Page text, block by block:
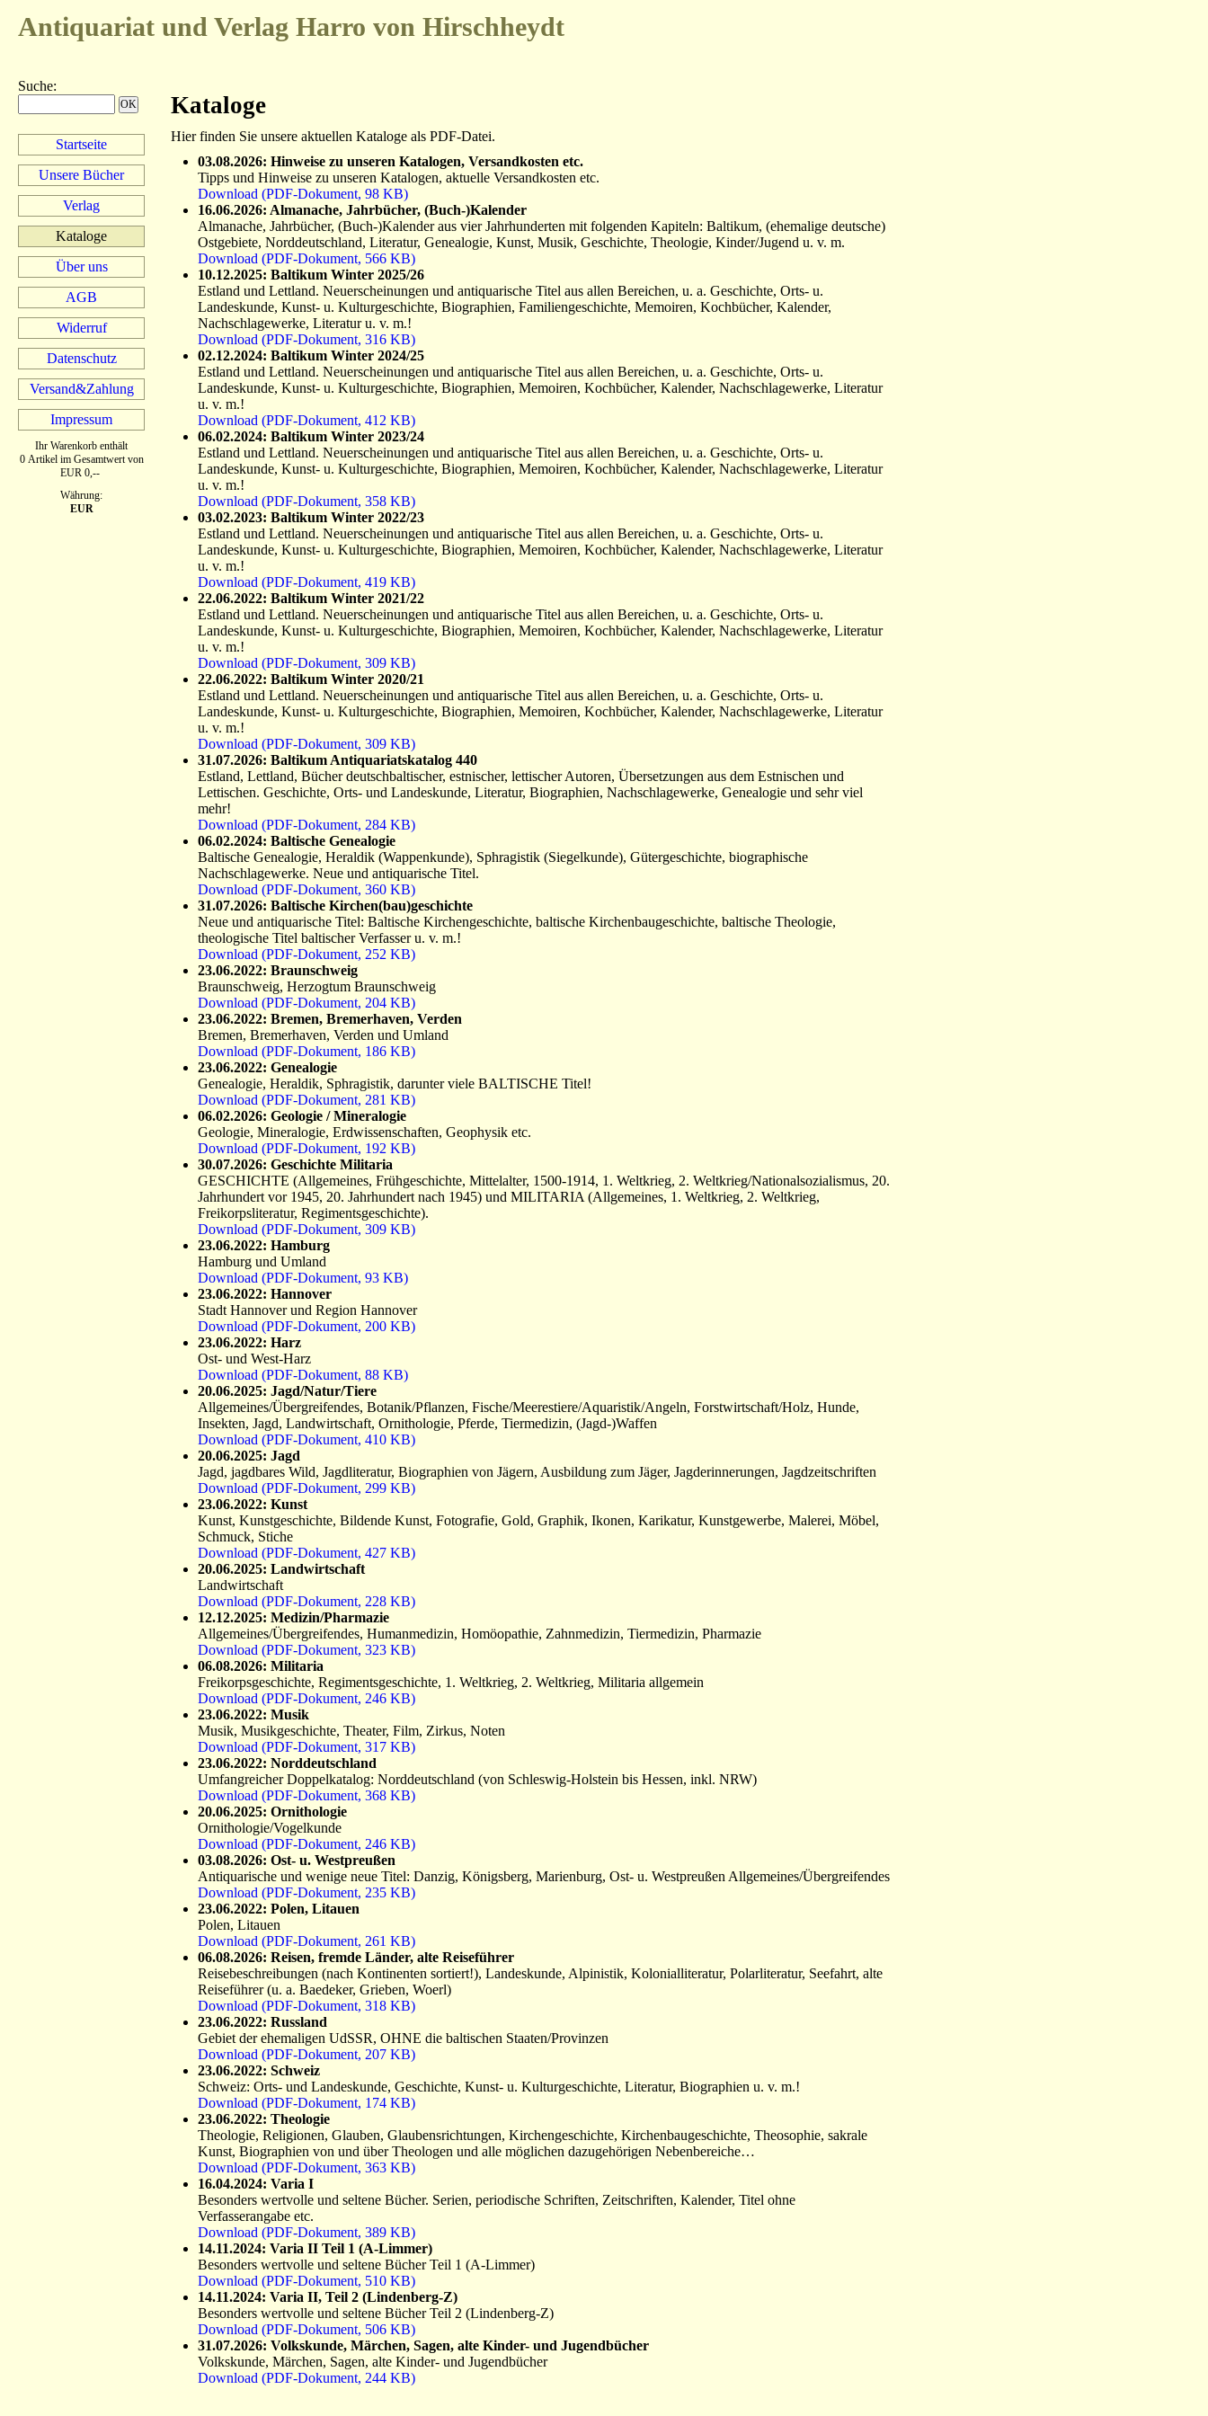
Antiquariat und Verlag Harro von Hirschheydt
Suche:
Startseite
Unsere Bücher
Verlag
Kataloge
Über uns
AGB
Widerruf
Datenschutz
Versand&Zahlung
Impressum
Ihr Warenkorb enthält
0 Artikel im Gesamtwert von
EUR 0,--
Währung:
EUR
Kataloge
Hier finden Sie unsere aktuellen Kataloge als PDF-Datei.
03.08.2026: Hinweise zu unseren Katalogen, Versandkosten etc.
Tipps und Hinweise zu unseren Katalogen, aktuelle Versandkosten etc.
Download (PDF-Dokument, 98 KB)
16.06.2026: Almanache, Jahrbücher, (Buch-)Kalender
Almanache, Jahrbücher, (Buch-)Kalender aus vier Jahrhunderten mit folgenden Kapiteln: Baltikum, (ehemalige deutsche)
Ostgebiete, Norddeutschland, Literatur, Genealogie, Kunst, Musik, Geschichte, Theologie, Kinder/Jugend u. v. m.
Download (PDF-Dokument, 566 KB)
10.12.2025: Baltikum Winter 2025/26
Estland und Lettland. Neuerscheinungen und antiquarische Titel aus allen Bereichen, u. a. Geschichte, Orts- u.
Landeskunde, Kunst- u. Kulturgeschichte, Biographien, Familiengeschichte, Memoiren, Kochbücher, Kalender,
Nachschlagewerke, Literatur u. v. m.!
Download (PDF-Dokument, 316 KB)
02.12.2024: Baltikum Winter 2024/25
Estland und Lettland. Neuerscheinungen und antiquarische Titel aus allen Bereichen, u. a. Geschichte, Orts- u.
Landeskunde, Kunst- u. Kulturgeschichte, Biographien, Memoiren, Kochbücher, Kalender, Nachschlagewerke, Literatur
u. v. m.!
Download (PDF-Dokument, 412 KB)
06.02.2024: Baltikum Winter 2023/24
Estland und Lettland. Neuerscheinungen und antiquarische Titel aus allen Bereichen, u. a. Geschichte, Orts- u.
Landeskunde, Kunst- u. Kulturgeschichte, Biographien, Memoiren, Kochbücher, Kalender, Nachschlagewerke, Literatur
u. v. m.!
Download (PDF-Dokument, 358 KB)
03.02.2023: Baltikum Winter 2022/23
Estland und Lettland. Neuerscheinungen und antiquarische Titel aus allen Bereichen, u. a. Geschichte, Orts- u.
Landeskunde, Kunst- u. Kulturgeschichte, Biographien, Memoiren, Kochbücher, Kalender, Nachschlagewerke, Literatur
u. v. m.!
Download (PDF-Dokument, 419 KB)
22.06.2022: Baltikum Winter 2021/22
Estland und Lettland. Neuerscheinungen und antiquarische Titel aus allen Bereichen, u. a. Geschichte, Orts- u.
Landeskunde, Kunst- u. Kulturgeschichte, Biographien, Memoiren, Kochbücher, Kalender, Nachschlagewerke, Literatur
u. v. m.!
Download (PDF-Dokument, 309 KB)
22.06.2022: Baltikum Winter 2020/21
Estland und Lettland. Neuerscheinungen und antiquarische Titel aus allen Bereichen, u. a. Geschichte, Orts- u.
Landeskunde, Kunst- u. Kulturgeschichte, Biographien, Memoiren, Kochbücher, Kalender, Nachschlagewerke, Literatur
u. v. m.!
Download (PDF-Dokument, 309 KB)
31.07.2026: Baltikum Antiquariatskatalog 440
Estland, Lettland, Bücher deutschbaltischer, estnischer, lettischer Autoren, Übersetzungen aus dem Estnischen und
Lettischen. Geschichte, Orts- und Landeskunde, Literatur, Biographien, Nachschlagewerke, Genealogie und sehr viel
mehr!
Download (PDF-Dokument, 284 KB)
06.02.2024: Baltische Genealogie
Baltische Genealogie, Heraldik (Wappenkunde), Sphragistik (Siegelkunde), Gütergeschichte, biographische
Nachschlagewerke. Neue und antiquarische Titel.
Download (PDF-Dokument, 360 KB)
31.07.2026: Baltische Kirchen(bau)geschichte
Neue und antiquarische Titel: Baltische Kirchengeschichte, baltische Kirchenbaugeschichte, baltische Theologie,
theologische Titel baltischer Verfasser u. v. m.!
Download (PDF-Dokument, 252 KB)
23.06.2022: Braunschweig
Braunschweig, Herzogtum Braunschweig
Download (PDF-Dokument, 204 KB)
23.06.2022: Bremen, Bremerhaven, Verden
Bremen, Bremerhaven, Verden und Umland
Download (PDF-Dokument, 186 KB)
23.06.2022: Genealogie
Genealogie, Heraldik, Sphragistik, darunter viele BALTISCHE Titel!
Download (PDF-Dokument, 281 KB)
06.02.2026: Geologie / Mineralogie
Geologie, Mineralogie, Erdwissenschaften, Geophysik etc.
Download (PDF-Dokument, 192 KB)
30.07.2026: Geschichte Militaria
GESCHICHTE (Allgemeines, Frühgeschichte, Mittelalter, 1500-1914, 1. Weltkrieg, 2. Weltkrieg/Nationalsozialismus, 20.
Jahrhundert vor 1945, 20. Jahrhundert nach 1945) und MILITARIA (Allgemeines, 1. Weltkrieg, 2. Weltkrieg,
Freikorpsliteratur, Regimentsgeschichte).
Download (PDF-Dokument, 309 KB)
23.06.2022: Hamburg
Hamburg und Umland
Download (PDF-Dokument, 93 KB)
23.06.2022: Hannover
Stadt Hannover und Region Hannover
Download (PDF-Dokument, 200 KB)
23.06.2022: Harz
Ost- und West-Harz
Download (PDF-Dokument, 88 KB)
20.06.2025: Jagd/Natur/Tiere
Allgemeines/Übergreifendes, Botanik/Pflanzen, Fische/Meerestiere/Aquaristik/Angeln, Forstwirtschaft/Holz, Hunde,
Insekten, Jagd, Landwirtschaft, Ornithologie, Pferde, Tiermedizin, (Jagd-)Waffen
Download (PDF-Dokument, 410 KB)
20.06.2025: Jagd
Jagd, jagdbares Wild, Jagdliteratur, Biographien von Jägern, Ausbildung zum Jäger, Jagderinnerungen, Jagdzeitschriften
Download (PDF-Dokument, 299 KB)
23.06.2022: Kunst
Kunst, Kunstgeschichte, Bildende Kunst, Fotografie, Gold, Graphik, Ikonen, Karikatur, Kunstgewerbe, Malerei, Möbel,
Schmuck, Stiche
Download (PDF-Dokument, 427 KB)
20.06.2025: Landwirtschaft
Landwirtschaft
Download (PDF-Dokument, 228 KB)
12.12.2025: Medizin/Pharmazie
Allgemeines/Übergreifendes, Humanmedizin, Homöopathie, Zahnmedizin, Tiermedizin, Pharmazie
Download (PDF-Dokument, 323 KB)
06.08.2026: Militaria
Freikorpsgeschichte, Regimentsgeschichte, 1. Weltkrieg, 2. Weltkrieg, Militaria allgemein
Download (PDF-Dokument, 246 KB)
23.06.2022: Musik
Musik, Musikgeschichte, Theater, Film, Zirkus, Noten
Download (PDF-Dokument, 317 KB)
23.06.2022: Norddeutschland
Umfangreicher Doppelkatalog: Norddeutschland (von Schleswig-Holstein bis Hessen, inkl. NRW)
Download (PDF-Dokument, 368 KB)
20.06.2025: Ornithologie
Ornithologie/Vogelkunde
Download (PDF-Dokument, 246 KB)
03.08.2026: Ost- u. Westpreußen
Antiquarische und wenige neue Titel: Danzig, Königsberg, Marienburg, Ost- u. Westpreußen Allgemeines/Übergreifendes
Download (PDF-Dokument, 235 KB)
23.06.2022: Polen, Litauen
Polen, Litauen
Download (PDF-Dokument, 261 KB)
06.08.2026: Reisen, fremde Länder, alte Reiseführer
Reisebeschreibungen (nach Kontinenten sortiert!), Landeskunde, Alpinistik, Kolonialliteratur, Polarliteratur, Seefahrt, alte
Reiseführer (u. a. Baedeker, Grieben, Woerl)
Download (PDF-Dokument, 318 KB)
23.06.2022: Russland
Gebiet der ehemaligen UdSSR, OHNE die baltischen Staaten/Provinzen
Download (PDF-Dokument, 207 KB)
23.06.2022: Schweiz
Schweiz: Orts- und Landeskunde, Geschichte, Kunst- u. Kulturgeschichte, Literatur, Biographien u. v. m.!
Download (PDF-Dokument, 174 KB)
23.06.2022: Theologie
Theologie, Religionen, Glauben, Glaubensrichtungen, Kirchengeschichte, Kirchenbaugeschichte, Theosophie, sakrale
Kunst, Biographien von und über Theologen und alle möglichen dazugehörigen Nebenbereiche…
Download (PDF-Dokument, 363 KB)
16.04.2024: Varia I
Besonders wertvolle und seltene Bücher. Serien, periodische Schriften, Zeitschriften, Kalender, Titel ohne
Verfasserangabe etc.
Download (PDF-Dokument, 389 KB)
14.11.2024: Varia II Teil 1 (A-Limmer)
Besonders wertvolle und seltene Bücher Teil 1 (A-Limmer)
Download (PDF-Dokument, 510 KB)
14.11.2024: Varia II, Teil 2 (Lindenberg-Z)
Besonders wertvolle und seltene Bücher Teil 2 (Lindenberg-Z)
Download (PDF-Dokument, 506 KB)
31.07.2026: Volkskunde, Märchen, Sagen, alte Kinder- und Jugendbücher
Volkskunde, Märchen, Sagen, alte Kinder- und Jugendbücher
Download (PDF-Dokument, 244 KB)